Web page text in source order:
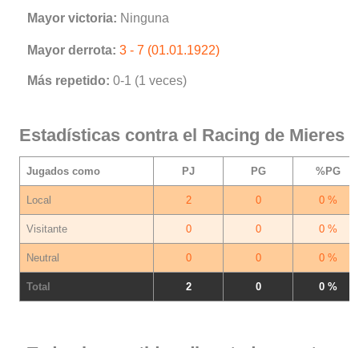
Mayor victoria: Ninguna
Mayor derrota: 3 - 7 (01.01.1922)
Más repetido: 0-1 (1 veces)
Estadísticas contra el Racing de Mieres
Jugados como PJ PG %PG
Local 2 0 0 %
Visitante 0 0 0 %
Neutral 0 0 0 %
Total 2 0 0 %